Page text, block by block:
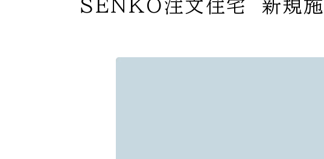
SENKO注文住宅 新規施